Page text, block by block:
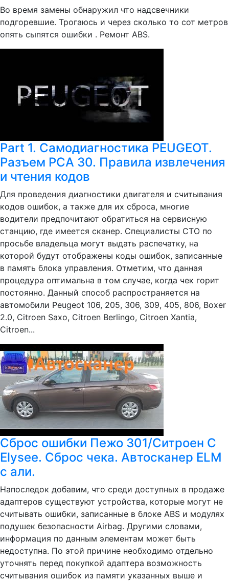
Во время замены обнаружил что надсвечники
подгоревшие. Трогаюсь и через сколько то сот метров
опять сыпятся ошибки . Ремонт ABS.
Part 1. Самодиагностика PEUGEOT.
Разъем PCA 30. Правила извлечения
и чтения кодов
Для проведения диагностики двигателя и считывания
кодов ошибок, а также для их сброса, многие
водители предпочитают обратиться на сервисную
станцию, где имеется сканер. Специалисты СТО по
просьбе владельца могут выдать распечатку, на
которой будут отображены коды ошибок, записанные
в память блока управления. Отметим, что данная
процедура оптимальна в том случае, когда чек горит
постоянно. Данный способ распространяется на
автомобили Peugeot 106, 205, 306, 309, 405, 806, Boxer
2.0, Citroen Saxo, Citroen Berlingo, Citroen Xantia,
Citroen...
Сброс ошибки Пежо 301/Ситроен С
Elysee. Сброс чека. Автосканер ELM
с али.
Напоследок добавим, что среди доступных в продаже
адаптеров существуют устройства, которые могут не
считывать ошибки, записанные в блоке ABS и модулях
подушек безопасности Airbag. Другими словами,
информация по данным элементам может быть
недоступна. По этой причине необходимо отдельно
уточнять перед покупкой адаптера возможность
считывания ошибок из памяти указанных выше и